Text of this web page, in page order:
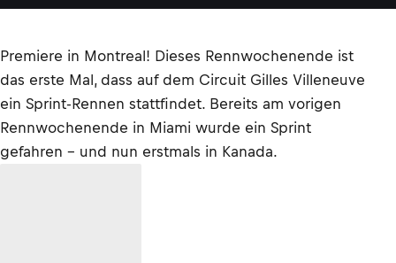
Premiere in Montreal! Dieses Rennwochenende ist
das erste Mal, dass auf dem Circuit Gilles Villeneuve
ein Sprint-Rennen stattfindet. Bereits am vorigen
Rennwochenende in Miami wurde ein Sprint
gefahren – und nun erstmals in Kanada.